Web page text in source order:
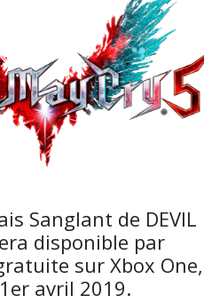
Sanglant de DEVIL
disponible par
sur Xbox One,
avril 2019.